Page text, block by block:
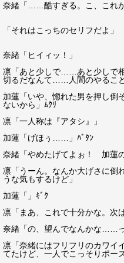
奈緒「……酷すぎる。こ、これ
「それはこっちのセリフだよ」
奈緒「ヒイィッ！」
凛「あと少しで……あと少しで
切るだなんて……人間のやること
加蓮「いや、惚れた男を押し倒
ないから」ﾑｸﾘ
凛「一人称は『アタシ』」
加蓮「げほぅ……」ﾊﾞﾀﾝ
奈緒「やめたげてよぉ！ 加蓮の
凛「うーん。なんか大げさに倒
うな気もするけど」
加蓮「」ｷﾞｸ
凛「まあ、これで十分かな。次
奈緒「の、望んでなんかな……っ
凛「奈緒にはフリフリのカワイ
てたけど、一人でこっそりポー